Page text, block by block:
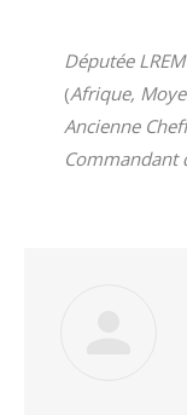
Députée
(Afrique,
Ancienne
Commandant